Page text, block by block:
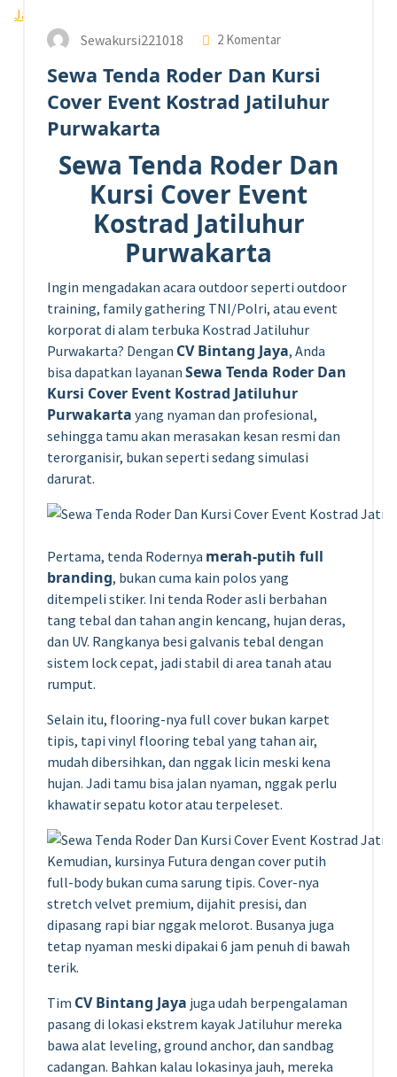
Sewakursi221018 2 Komentar
Sewa Tenda Roder Dan Kursi
Cover Event Kostrad Jatiluhur
Purwakarta
Sewa Tenda Roder Dan
Kursi Cover Event
Kostrad Jatiluhur
Purwakarta
Ingin mengadakan acara outdoor seperti outdoor
training, family gathering TNI/Polri, atau event
korporat di alam terbuka Kostrad Jatiluhur
Purwakarta? Dengan CV Bintang Jaya, Anda
bisa dapatkan layanan Sewa Tenda Roder Dan
Kursi Cover Event Kostrad Jatiluhur
Purwakarta yang nyaman dan profesional,
sehingga tamu akan merasakan kesan resmi dan
terorganisir, bukan seperti sedang simulasi
darurat.
Pertama, tenda Rodernya merah-putih full
branding, bukan cuma kain polos yang
ditempeli stiker. Ini tenda Roder asli berbahan
tang tebal dan tahan angin kencang, hujan deras,
dan UV. Rangkanya besi galvanis tebal dengan
sistem lock cepat, jadi stabil di area tanah atau
rumput.
Selain itu, flooring-nya full cover bukan karpet
tipis, tapi vinyl flooring tebal yang tahan air,
mudah dibersihkan, dan nggak licin meski kena
hujan. Jadi tamu bisa jalan nyaman, nggak perlu
khawatir sepatu kotor atau terpeleset.
Kemudian, kursinya Futura dengan cover putih
full-body bukan cuma sarung tipis. Cover-nya
stretch velvet premium, dijahit presisi, dan
dipasang rapi biar nggak melorot. Busanya juga
tetap nyaman meski dipakai 6 jam penuh di bawah
terik.
Tim CV Bintang Jaya juga udah berpengalaman
pasang di lokasi ekstrem kayak Jatiluhur mereka
bawa alat leveling, ground anchor, dan sandbag
cadangan. Bahkan kalau lokasinya jauh, mereka